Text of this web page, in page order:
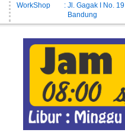
WorkShop
: Jl. Gagak I No. 19
Bandung